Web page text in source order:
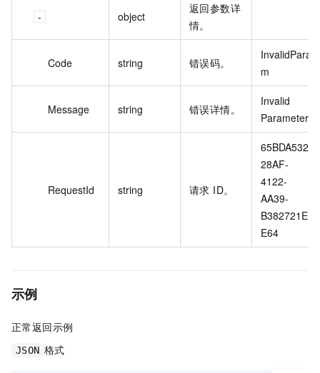
object
返回参数详
情。
Code string 错误码。
InvalidPara
m
Message string 错误详情。
Invalid
Parameter.
RequestId string 请求 ID。
65BDA532-
28AF-
4122-
AA39-
B382721EE
E64
示例
正常返回示例
JSON 格式